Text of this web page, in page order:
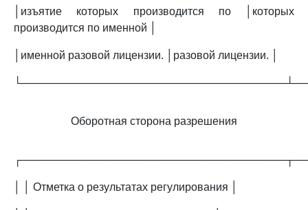
│изъятие которых производится по │которых
производится по именной │
│именной разовой лицензии. │разовой лицензии. │
Оборотная сторона разрешения
│ │ Отметка о результатах регулирования │